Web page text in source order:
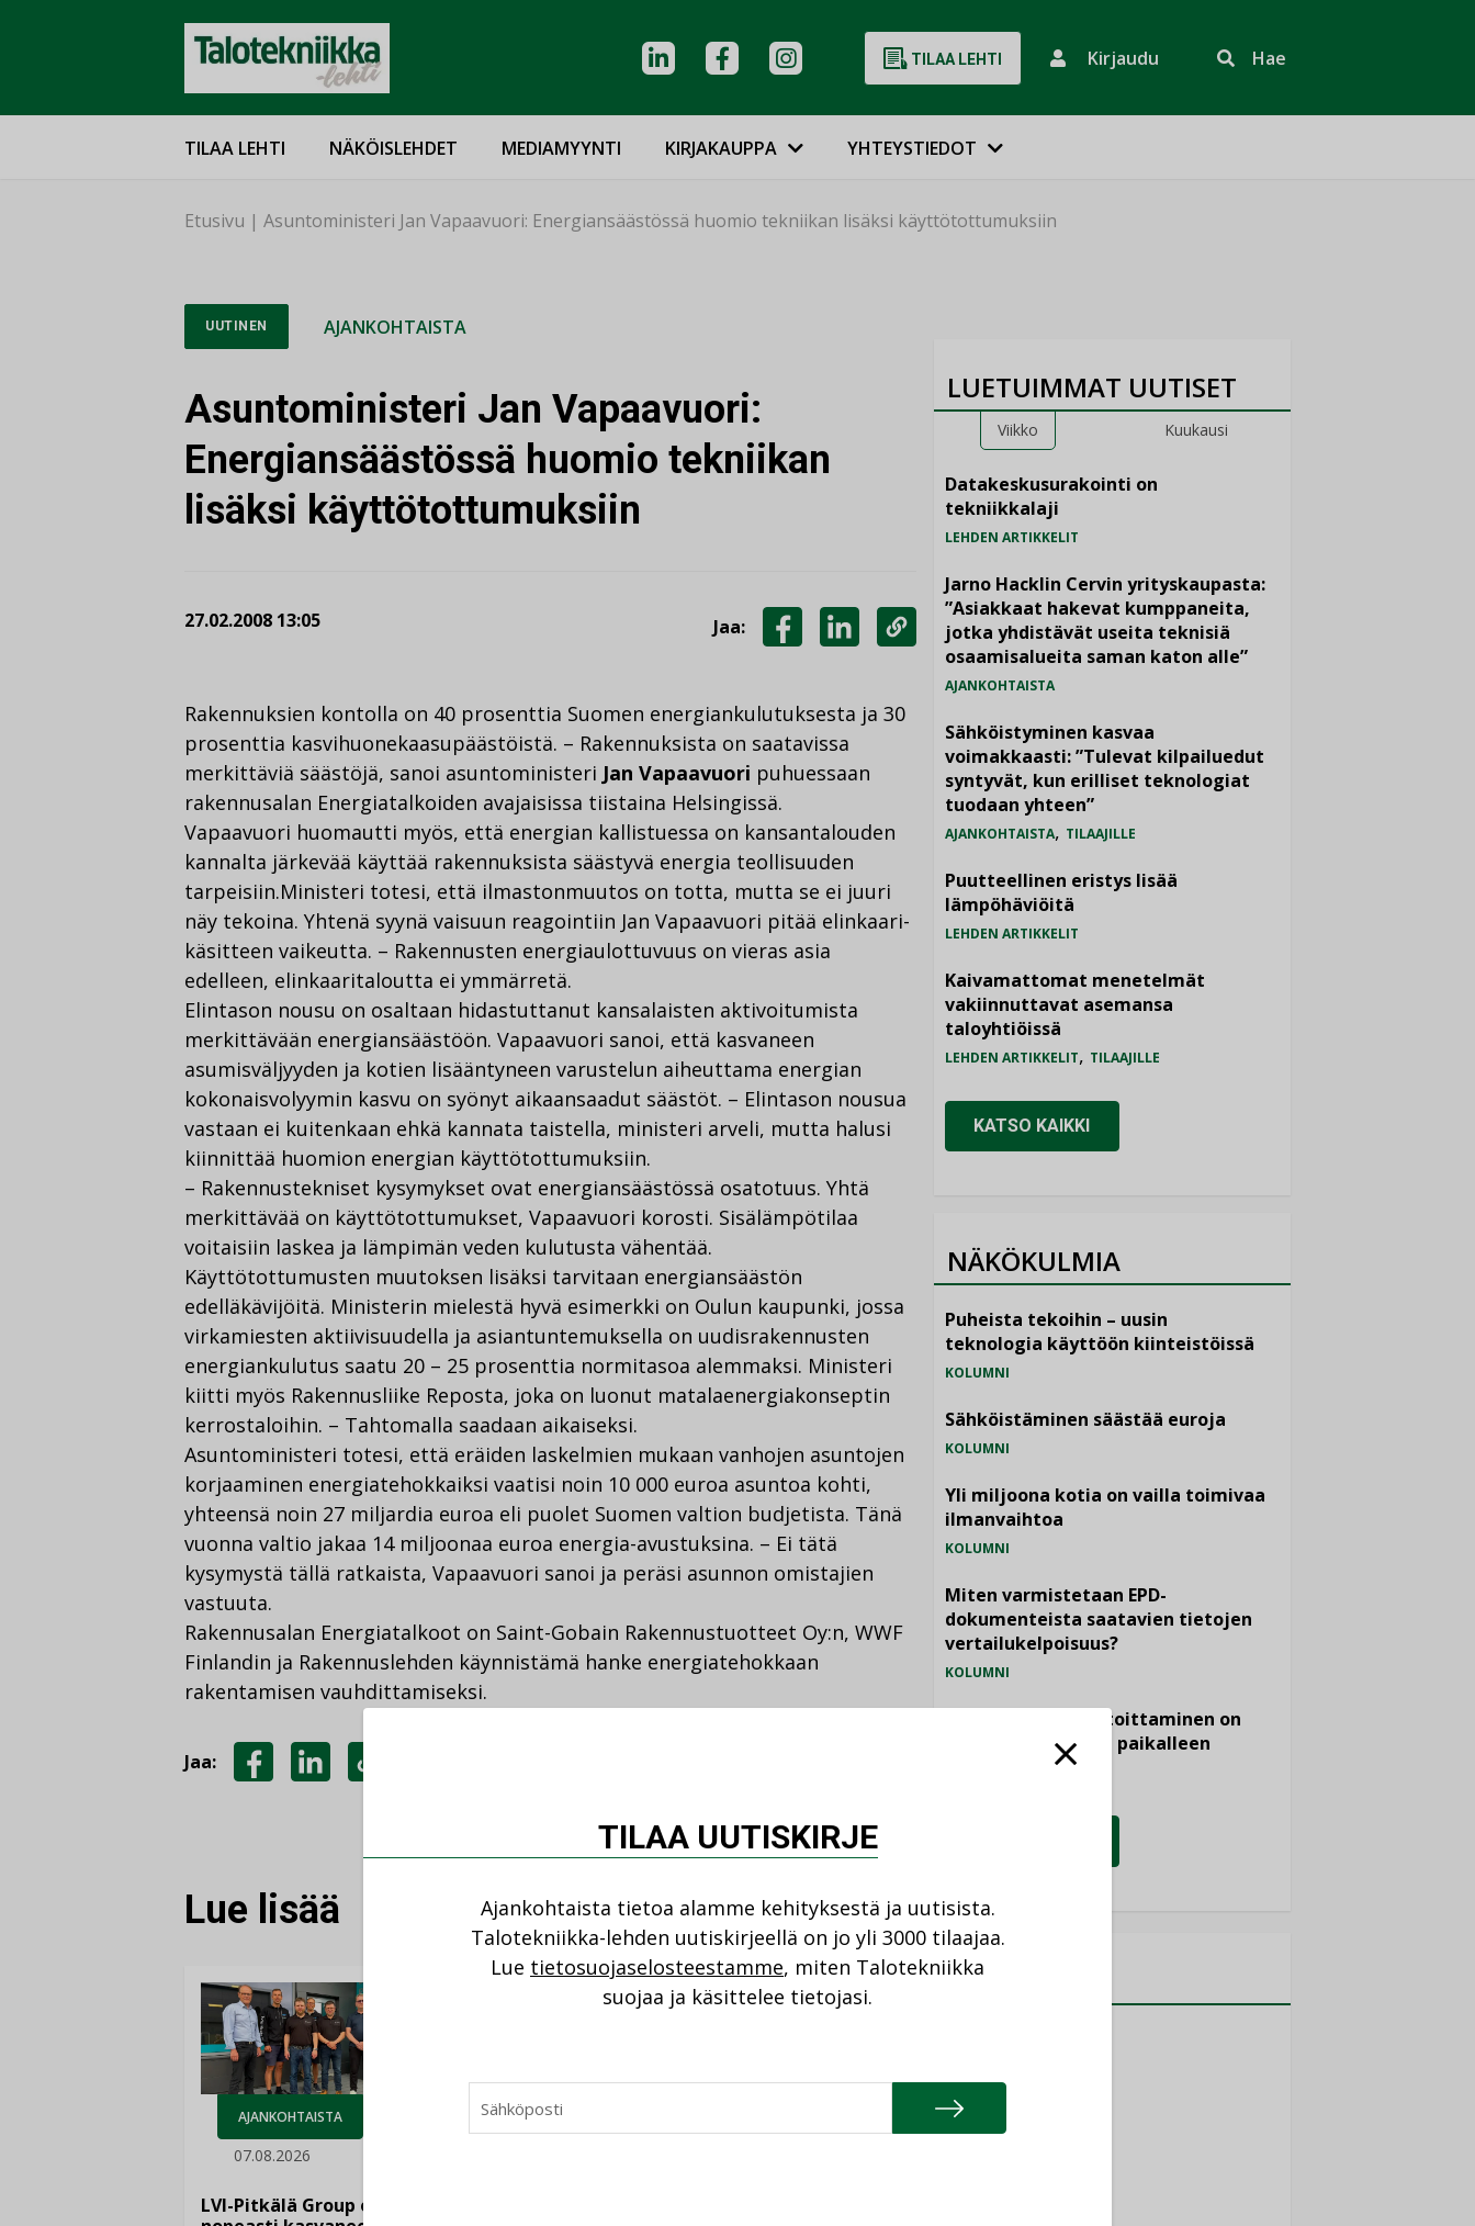
TILAA LEHTI Kirjaudu Hae
TILAA LEHTI NÄKÖISLEHDET MEDIAMYYNTI KIRJAKAUPPA YHTEYSTIEDOT
Etusivu | Asuntoministeri Jan Vapaavuori: Energiansäästössä huomio tekniikan lisäksi käyttötottumuksiin
UUTINEN AJANKOHTAISTA
Asuntoministeri Jan Vapaavuori:
Energiansäästössä huomio tekniikan
lisäksi käyttötottumuksiin
27.02.2008 13:05 Jaa:
LINKEDINISSÄ
KOPIOI
LINKKI
Rakennuksien kontolla on 40 prosenttia Suomen energiankulutuksesta ja 30
prosenttia kasvihuonekaasupäästöistä. – Rakennuksista on saatavissa
merkittäviä säästöjä, sanoi asuntoministeri Jan Vapaavuori puhuessaan
rakennusalan Energiatalkoiden avajaisissa tiistaina Helsingissä.
Vapaavuori huomautti myös, että energian kallistuessa on kansantalouden
kannalta järkevää käyttää rakennuksista säästyvä energia teollisuuden
tarpeisiin.Ministeri totesi, että ilmastonmuutos on totta, mutta se ei juuri
näy tekoina. Yhtenä syynä vaisuun reagointiin Jan Vapaavuori pitää elinkaari-
käsitteen vaikeutta. – Rakennusten energiaulottuvuus on vieras asia
edelleen, elinkaaritaloutta ei ymmärretä.
Elintason nousu on osaltaan hidastuttanut kansalaisten aktivoitumista
merkittävään energiansäästöön. Vapaavuori sanoi, että kasvaneen
asumisväljyyden ja kotien lisääntyneen varustelun aiheuttama energian
kokonaisvolyymin kasvu on syönyt aikaansaadut säästöt. – Elintason nousua
vastaan ei kuitenkaan ehkä kannata taistella, ministeri arveli, mutta halusi
kiinnittää huomion energian käyttötottumuksiin.
– Rakennustekniset kysymykset ovat energiansäästössä osatotuus. Yhtä
merkittävää on käyttötottumukset, Vapaavuori korosti. Sisälämpötilaa
voitaisiin laskea ja lämpimän veden kulutusta vähentää.
Käyttötottumusten muutoksen lisäksi tarvitaan energiansäästön
edelläkävijöitä. Ministerin mielestä hyvä esimerkki on Oulun kaupunki, jossa
virkamiesten aktiivisuudella ja asiantuntemuksella on uudisrakennusten
energiankulutus saatu 20 – 25 prosenttia normitasoa alemmaksi. Ministeri
kiitti myös Rakennusliike Reposta, joka on luonut matalaenergiakonseptin
kerrostaloihin. – Tahtomalla saadaan aikaiseksi.
Asuntoministeri totesi, että eräiden laskelmien mukaan vanhojen asuntojen
korjaaminen energiatehokkaiksi vaatisi noin 10 000 euroa asuntoa kohti,
yhteensä noin 27 miljardia euroa eli puolet Suomen valtion budjetista. Tänä
vuonna valtio jakaa 14 miljoonaa euroa energia-avustuksina. – Ei tätä
kysymystä tällä ratkaista, Vapaavuori sanoi ja peräsi asunnon omistajien
vastuuta.
Rakennusalan Energiatalkoot on Saint-Gobain Rakennustuotteet Oy:n, WWF
Finlandin ja Rakennuslehden käynnistämä hanke energiatehokkaan
rakentamisen vauhdittamiseksi.
Jaa:
Lue lisää Katso kaikki
AJANKOHTAISTA
07.08.2026
LVI-Pitkälä Group osti
AJANKOHTAISTA
LUETUIMMAT UUTISET
Viikko Kuukausi
Datakeskusurakointi on
tekniikkalaji
LEHDEN ARTIKKELIT
Jarno Hacklin Cervin yrityskaupasta:
”Asiakkaat hakevat kumppaneita,
jotka yhdistävät useita teknisiä
osaamisalueita saman katon alle”
AJANKOHTAISTA
Sähköistyminen kasvaa
voimakkaasti: ”Tulevat kilpailuedut
syntyvät, kun erilliset teknologiat
tuodaan yhteen”
AJANKOHTAISTA, TILAAJILLE
Puutteellinen eristys lisää
lämpöhäviöitä
LEHDEN ARTIKKELIT
Kaivamattomat menetelmät
vakiinnuttavat asemansa
taloyhtiöissä
LEHDEN ARTIKKELIT, TILAAJILLE
KATSO KAIKKI
NÄKÖKULMIA
Puheista tekoihin – uusin
teknologia käyttöön kiinteistöissä
KOLUMNI
Sähköistäminen säästää euroja
KOLUMNI
Yli miljoona kotia on vailla toimivaa
ilmanvaihtoa
KOLUMNI
Miten varmistetaan EPD-
dokumenteista saatavien tietojen
vertailukelpoisuus?
KOLUMNI
Vesi- ja viemärimitoittaminen on
jämähtänyt ajassa paikalleen
NIMITYKSET
Refair
TILAA UUTISKIRJE
Ajankohtaista tietoa alamme kehityksestä ja uutisista.
Talotekniikka-lehden uutiskirjeellä on jo yli 3000 tilaajaa.
Lue tietosuojaselosteestamme, miten Talotekniikka
suojaa ja käsittelee tietojasi.